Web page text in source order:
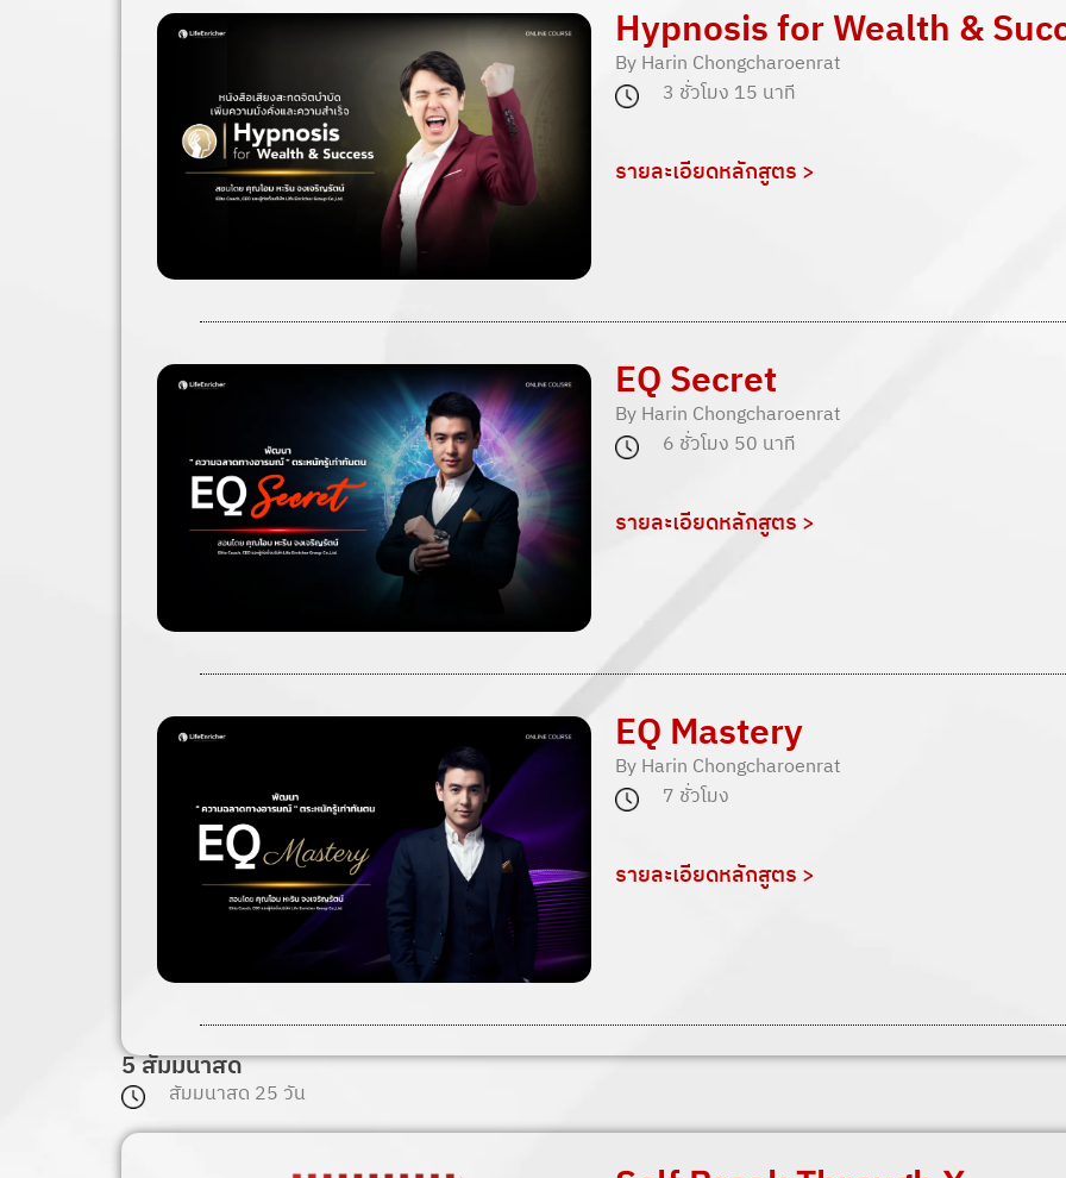
Hypnosis for Wealth &
By Harin Chongcharoenrat
3 ชั่วโมง 15 นาที
รายละเอียดหลักสูตร >
EQ Secret
By Harin Chongcharoenrat
6 ชั่วโมง 50 นาที
รายละเอียดหลักสูตร >
EQ Mastery
By Harin Chongcharoenrat
7 ชั่วโมง
รายละเอียดหลักสูตร >
5 สัมมนาสด
สัมมนาสด 25 วัน